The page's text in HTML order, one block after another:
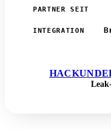
PARTNER SEIT
INTEGRATION